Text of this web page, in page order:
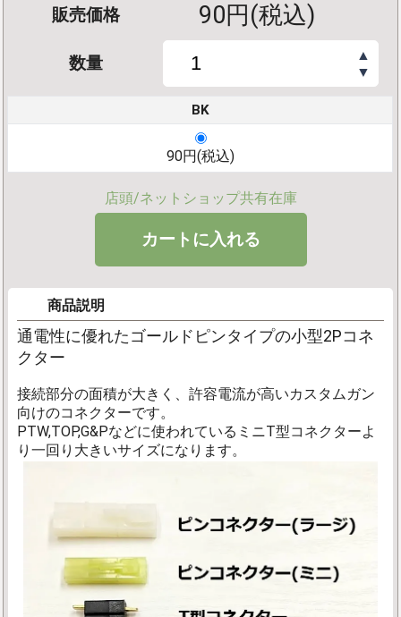
販売価格 90円(税込)
数量
▲
▼
BK
90円(税込)
店頭/ネットショップ共有在庫
商品説明
通電性に優れたゴールドピンタイプの小型2Pコネ
クター
接続部分の面積が大きく、許容電流が高いカスタムガン
向けのコネクターです。
PTW,TOP,G&Pなどに使われているミニT型コネクターよ
り一回り大きいサイズになります。